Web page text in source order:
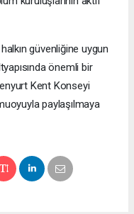
güvenliğine uygun
önemli bir
Kent Konseyi
paylaşılmaya